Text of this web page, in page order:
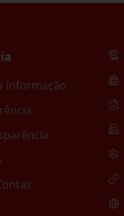
Informação